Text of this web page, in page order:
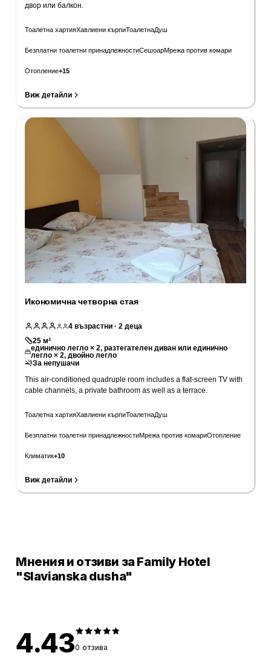
двор или балкон.
Тоалетна хартияХавлиени кърпиТоалетнаДуш
Безплатни тоалетни принадлежностиСешоарМрежа против комари
Отопление+15
Виж детайли
Икономична четворна стая
4 възрастни · 2 деца
25 м²
единично легло × 2, разтегателен диван или единично
легло × 2, двойно легло
За непушачи
This air-conditioned quadruple room includes a flat-screen TV with
cable channels, a private bathroom as well as a terrace.
Тоалетна хартияХавлиени кърпиТоалетнаДуш
Безплатни тоалетни принадлежностиМрежа против комариОтопление
Климатик+10
Виж детайли
Мнения и отзиви за Family Hotel
"Slavianska dusha"
4.430 отзива